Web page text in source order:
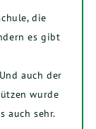
die
es gibt
auch der
wurde
auch sehr.